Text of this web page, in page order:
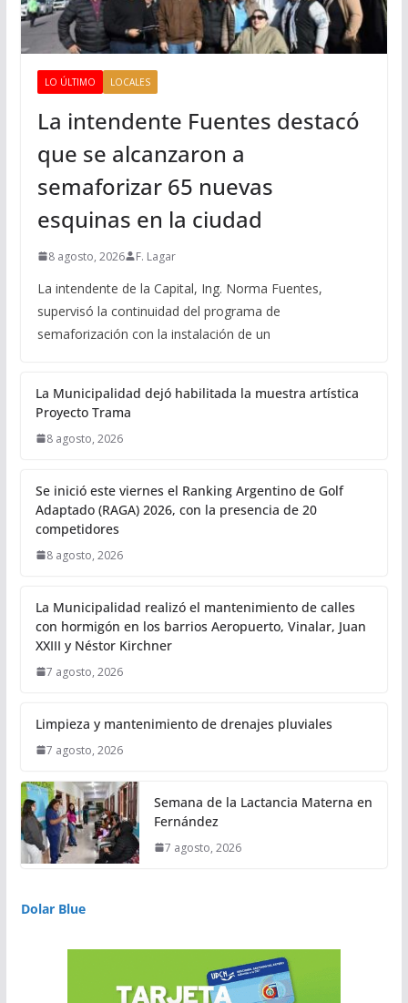
LO ÚLTIMO LOCALES
La intendente Fuentes destacó
que se alcanzaron a
semaforizar 65 nuevas
esquinas en la ciudad
8 agosto, 2026 F. Lagar
La intendente de la Capital, Ing. Norma Fuentes,
supervisó la continuidad del programa de
semaforización con la instalación de un
La Municipalidad dejó habilitada la muestra artística
Proyecto Trama
8 agosto, 2026
Se inició este viernes el Ranking Argentino de Golf
Adaptado (RAGA) 2026, con la presencia de 20
competidores
8 agosto, 2026
La Municipalidad realizó el mantenimiento de calles
con hormigón en los barrios Aeropuerto, Vinalar, Juan
XXIII y Néstor Kirchner
7 agosto, 2026
Limpieza y mantenimiento de drenajes pluviales
7 agosto, 2026
Semana de la Lactancia Materna en
Fernández
7 agosto, 2026
Dolar Blue